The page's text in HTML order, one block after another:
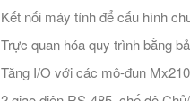
Kết nối máy tính để cấu hình
Trực quan hóa quy trình bằng
Tăng I/O với các mô-đun Mx210